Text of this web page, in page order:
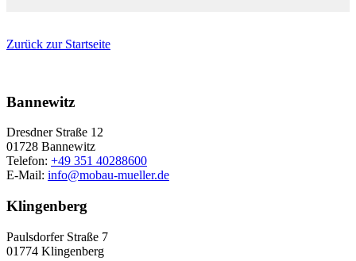
Zurück zur Startseite
Bannewitz
Dresdner Straße 12
01728 Bannewitz
Telefon: +49 351 40288600
E-Mail: info@mobau-mueller.de
Klingenberg
Paulsdorfer Straße 7
01774 Klingenberg